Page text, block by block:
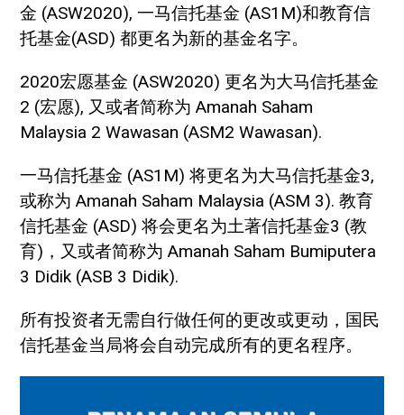
金 (ASW2020), 一马信托基金 (AS1M)和教育信
托基金(ASD) 都更名为新的基金名字。
2020宏愿基金 (ASW2020) 更名为大马信托基金
2 (宏愿), 又或者简称为 Amanah Saham
Malaysia 2 Wawasan (ASM2 Wawasan).
一马信托基金 (AS1M) 将更名为大马信托基金3,
或称为 Amanah Saham Malaysia (ASM 3). 教育
信托基金 (ASD) 将会更名为土著信托基金3 (教
育)，又或者简称为 Amanah Saham Bumiputera
3 Didik (ASB 3 Didik).
所有投资者无需自行做任何的更改或更动，国民
信托基金当局将会自动完成所有的更名程序。